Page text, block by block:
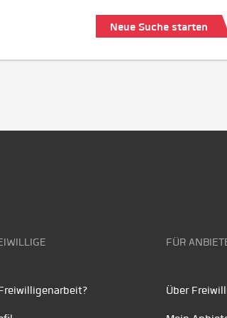
Neue Suche starten
FÜR
Über